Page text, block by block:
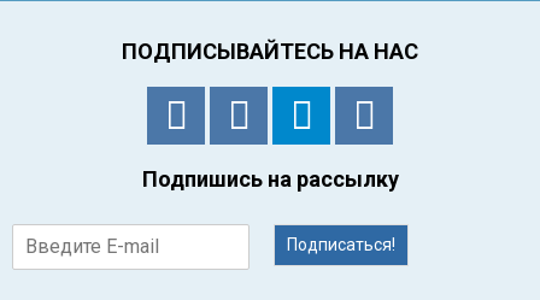
ПОДПИСЫВАЙТЕСЬ НА НАС
Подпишись на рассылку
Подписаться!